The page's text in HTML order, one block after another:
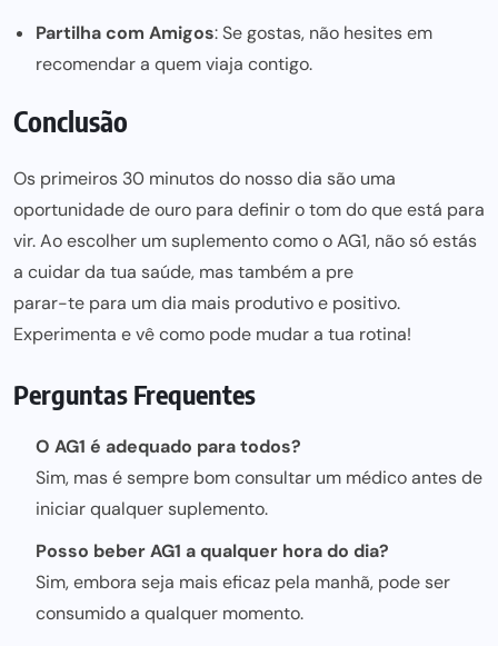
Partilha com Amigos: Se gostas, não hesites em
recomendar a quem viaja contigo.
Conclusão
Os primeiros 30 minutos do nosso dia são uma
oportunidade de ouro para definir o tom do que está para
vir. Ao escolher um suplemento como o AG1, não só estás
a cuidar da tua saúde, mas também a pre
parar-te para um dia mais produtivoe positivo.
Experimenta e vê como pode mudar a tua rotina!
Perguntas Frequentes
O AG1 é adequado para todos?
Sim, mas é sempre bom consultar um médico antes de
iniciar qualquer suplemento.
Posso beber AG1 a qualquer hora do dia?
Sim, embora seja mais eficaz pela manhã, pode ser
consumido a qualquer momento.